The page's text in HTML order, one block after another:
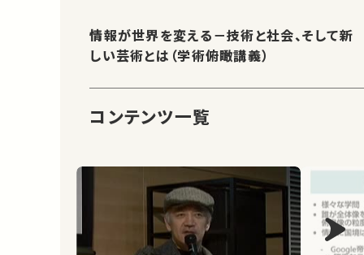
情報が世界を変える－技術と社会、そして新
しい芸術とは（学術俯瞰講義）
コンテンツ一覧